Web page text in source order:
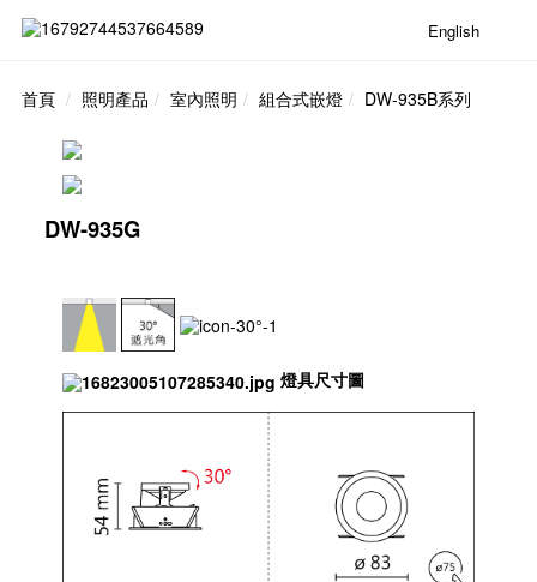
English
首頁 照明產品 室內照明 組合式嵌燈 DW-935B系列
DW-935G
燈具尺寸圖